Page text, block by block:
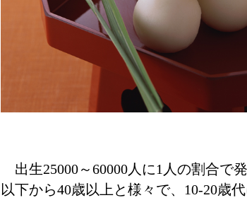
出生25000～60000人に1人の割合で
以下から40歳以上と様々で、10-20歳